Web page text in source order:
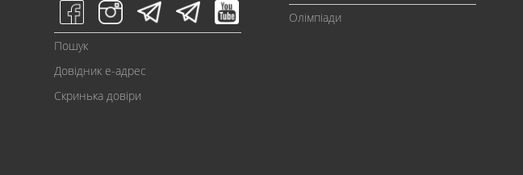
Пошук
Довідник e-адрес
Скринька довіри
Олімпіади